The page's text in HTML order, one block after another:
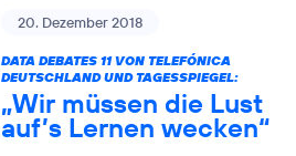
20. Dezember 2018
DATA DEBATES 11 VON TELEFÓNICA
DEUTSCHLAND UND TAGESSPIEGEL:
„Wir müssen die Lust
auf’s Lernen wecken“